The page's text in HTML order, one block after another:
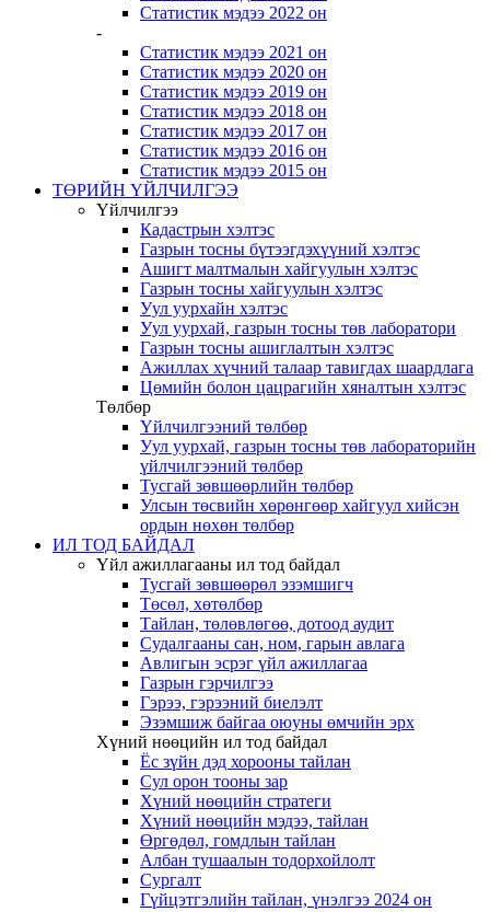
Статистик мэдээ 2022 он
-
Статистик мэдээ 2021 он
Статистик мэдээ 2020 он
Статистик мэдээ 2019 он
Статистик мэдээ 2018 он
Статистик мэдээ 2017 он
Статистик мэдээ 2016 он
Статистик мэдээ 2015 он
ТӨРИЙН ҮЙЛЧИЛГЭЭ
Үйлчилгээ
Кадастрын хэлтэс
Газрын тосны бүтээгдэхүүний хэлтэс
Ашигт малтмалын хайгуулын хэлтэс
Газрын тосны хайгуулын хэлтэс
Уул уурхайн хэлтэс
Уул уурхай, газрын тосны төв лаборатори
Газрын тосны ашиглалтын хэлтэс
Ажиллах хүчний талаар тавигдах шаардлага
Цөмийн болон цацрагийн хяналтын хэлтэс
Төлбөр
Үйлчилгээний төлбөр
Уул уурхай, газрын тосны төв лабораторийн
үйлчилгээний төлбөр
Тусгай зөвшөөрлийн төлбөр
Улсын төсвийн хөрөнгөөр хайгуул хийсэн
ордын нөхөн төлбөр
ИЛ ТОД БАЙДАЛ
Үйл ажиллагааны ил тод байдал
Тусгай зөвшөөрөл эзэмшигч
Төсөл, хөтөлбөр
Тайлан, төлөвлөгөө, дотоод аудит
Судалгааны сан, ном, гарын авлага
Авлигын эсрэг үйл ажиллагаа
Газрын гэрчилгээ
Гэрээ, гэрээний биелэлт
Эзэмшиж байгаа оюуны өмчийн эрх
Хүний нөөцийн ил тод байдал
Ёс зүйн дэд хорооны тайлан
Сул орон тооны зар
Хүний нөөцийн стратеги
Хүний нөөцийн мэдээ, тайлан
Өргөдөл, гомдлын тайлан
Албан тушаалын тодорхойлолт
Сургалт
Гүйцэтгэлийн тайлан, үнэлгээ 2024 он